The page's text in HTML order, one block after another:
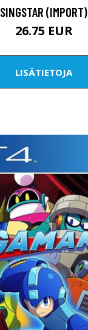
SINGSTAR (IMPORT)
26.75 EUR
LISÄTIETOJA